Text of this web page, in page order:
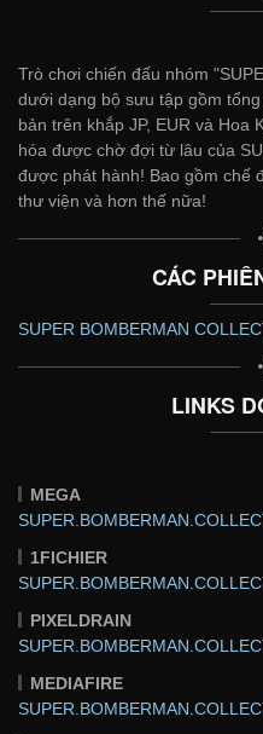
Trò chơi chiến đấu nhóm
dưới dạng bộ sưu tập gồm
bản trên khắp JP, EUR và Hoa
hóa được chờ đợi từ lâu của
được phát hành! Bao gồm chế
thư viện và hơn thế nữa!
CÁC
SUPER BOMBERMAN
LINKS
MEGA
1FICHIER
PIXELDRAIN
MEDIAFIRE